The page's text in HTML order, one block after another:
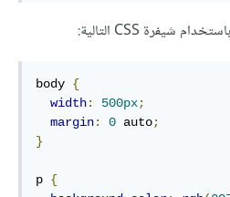
body {
width: 500px;
margin: 0 auto;
}
p {